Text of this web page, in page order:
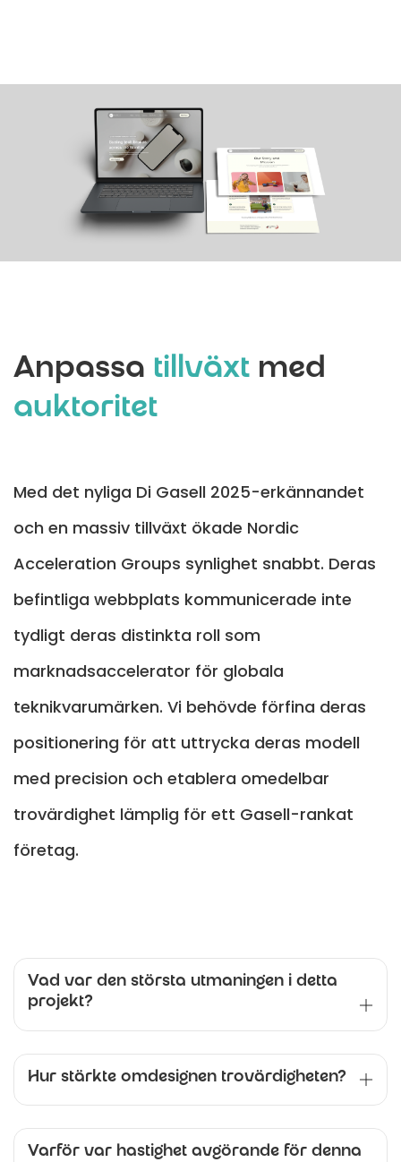
Anpassa tillväxt med
auktoritet
Med det nyliga Di Gasell 2025-erkännandet
och en massiv tillväxt ökade Nordic
Acceleration Groups synlighet snabbt. Deras
befintliga webbplats kommunicerade inte
tydligt deras distinkta roll som
marknadsaccelerator för globala
teknikvarumärken. Vi behövde förfina deras
positionering för att uttrycka deras modell
med precision och etablera omedelbar
trovärdighet lämplig för ett Gasell-rankat
företag.
Vad var den största utmaningen i detta
projekt?
Hur stärkte omdesignen trovärdigheten?
Varför var hastighet avgörande för denna